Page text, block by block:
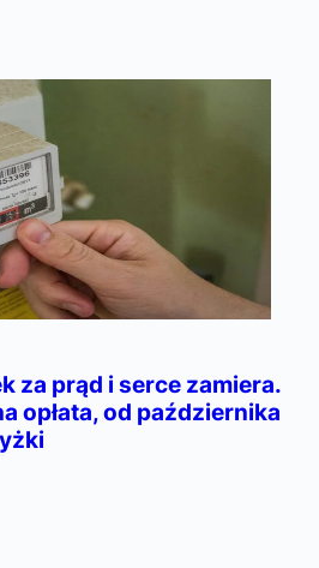
za prąd i serce zamiera.
opłata, od października